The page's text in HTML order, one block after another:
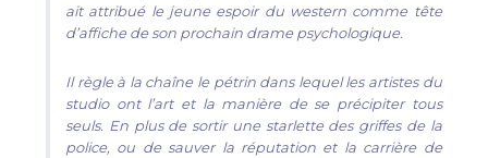
ait attribué le jeune espoir du western comme tête
d’affiche de son prochain drame psychologique.
Il règle à la chaîne le pétrin dans lequel les artistes du
studio ont l’art et la manière de se précipiter tous
seuls. En plus de sortir une starlette des griffes de la
police, ou de sauver la réputation et la carrière de